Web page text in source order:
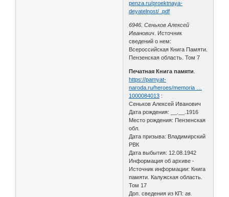
penza.ru/proektnaya-
deyatelnost/ .pdf
6946. Сеньков Алексей
Иванович . Источник
сведений о нем:
Всероссийская Книга Памяти.
Пензенская область. Том 7
Печатная Книга памяти
https://pamyat-
naroda.ru/heroes/memoria …
1000084013 :
Сеньков Алексей Иванович
Дата рождения: __.__.1916
Место рождения: Пензенская
обл.
Дата призыва: Владимирский
РВК
Дата выбытия: 12.08.1942
Информация об архиве -
Источник информации: Книга
памяти. Калужская область.
Том 17
Доп. сведения из КП: гв.